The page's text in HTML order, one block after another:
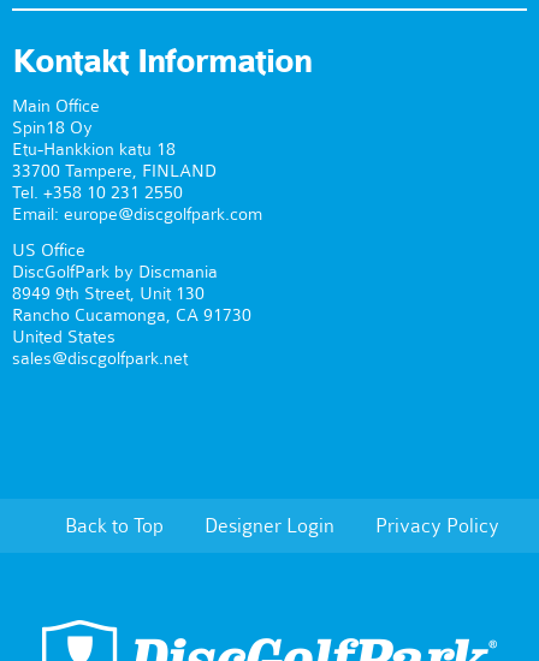
Kontakt Information
Main Office
Spin18 Oy
Etu-Hankkion katu 18
33700 Tampere, FINLAND
Tel. +358 10 231 2550
Email: europe@discgolfpark.com
US Office
DiscGolfPark by Discmania
8949 9th Street, Unit 130
Rancho Cucamonga, CA 91730
United States
sales@discgolfpark.net
Back to Top Designer Login Privacy Policy